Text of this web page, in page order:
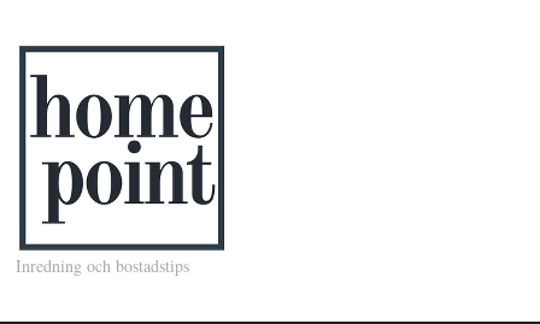
Inredning och bostadstips